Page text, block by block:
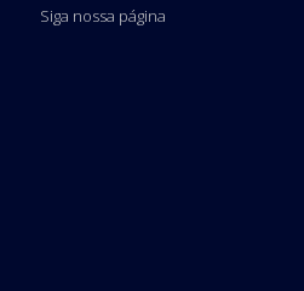
Siga nossa página